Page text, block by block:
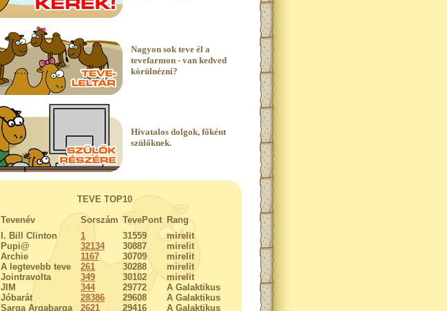
Nagyon sok teve él a
tevefarmon - van kedved
körülnézni?
Hivatalos dolgok, főként
szülőknek.
TEVE TOP10
Tevenév
Sorszám TevePont Rang
I. Bill Clinton 1 31559
mirelit
Pupi@ 32134 30887
mirelit
Archie 1167 30709
mirelit
A legtevebb teve 261 30288
mirelit
Jointravolta 349 30102
mirelit
JIM 344 29772
A Galaktikus
Jóbarát 28386 29608
A Galaktikus
Sarga Argabarga 2621 29416 A Galaktikus